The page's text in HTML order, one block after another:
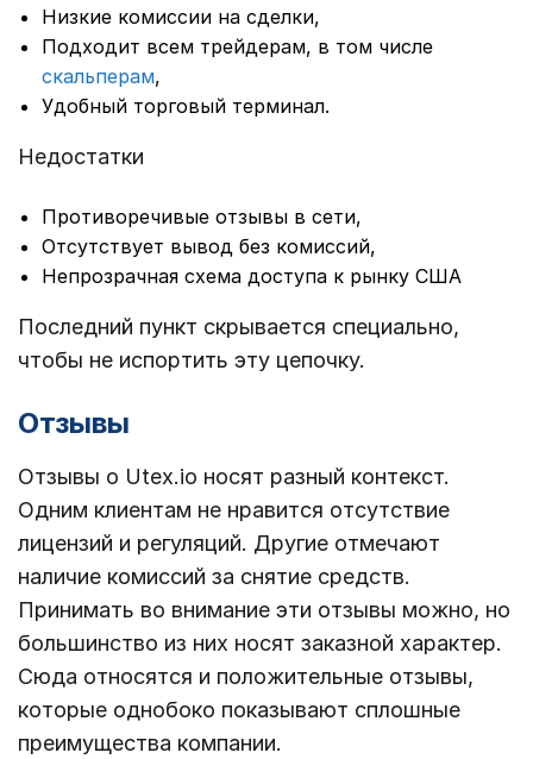
Низкие комиссии на сделки,
Подходит всем трейдерам, в том числе
скальперам,
Удобный торговый терминал.
Недостатки
Противоречивые отзывы в сети,
Отсутствует вывод без комиссий,
Непрозрачная схема доступа к рынку США
Последний пункт скрывается специально,
чтобы не испортить эту цепочку.
Отзывы
Отзывы о Utex.io носят разный контекст.
Одним клиентам не нравится отсутствие
лицензий и регуляций. Другие отмечают
наличие комиссий за снятие средств.
Принимать во внимание эти отзывы можно, но
большинство из них носят заказной характер.
Сюда относятся и положительные отзывы,
которые однобоко показывают сплошные
преимущества компании.